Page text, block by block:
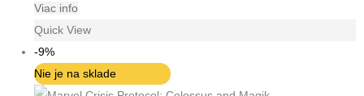
bola:
€46.10.€42.00.
Viac info
Quick View
-9%
Nie je na sklade